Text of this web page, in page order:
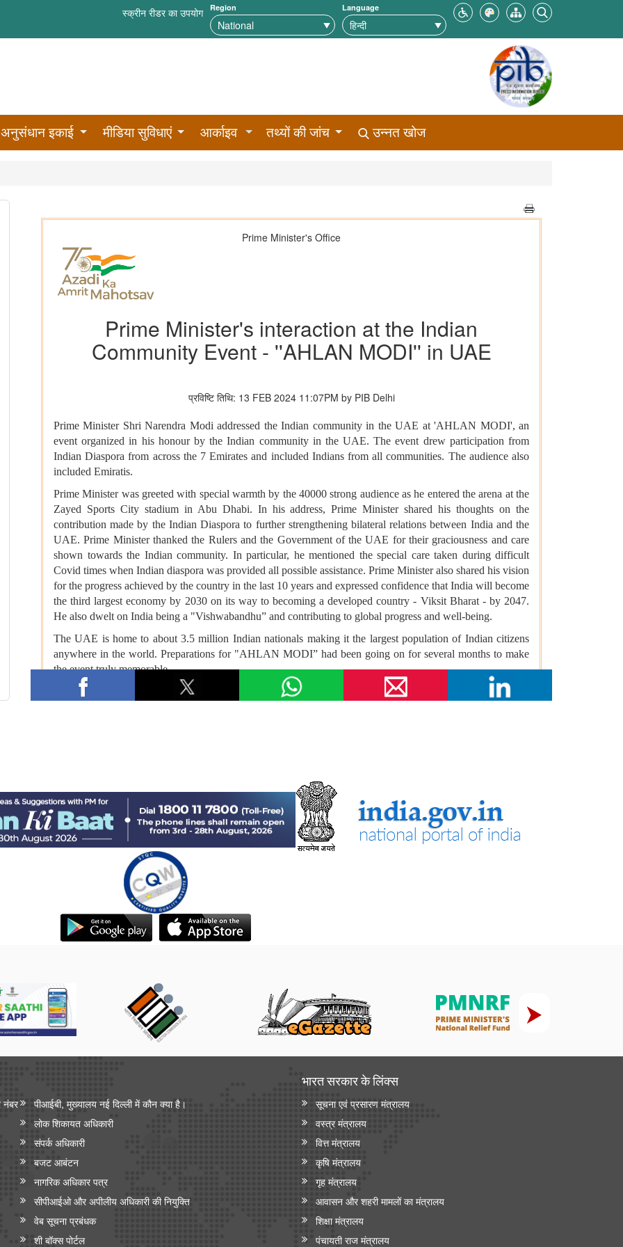
स्क्रीन रीडर का उपयोग Region Language
अनुसंधान इकाई मीडिया सुविधाएं आर्काइव तथ्यों की जांच उन्नत खोज
नंबर
पीआईबी, मुख्यालय नई दिल्ली में कौन क्या है।
लोक शिकायत अधिकारी
संपर्क अधिकारी
बजट आबंटन
नागरिक अधिकार पत्र
सीपीआईओ और अपी‍लीय अधिकारी की नियुक्ति
वेब सूचना प्रबंधक
शी बॉक्स पोर्टल
भारत सरकार के लिंक्‍स
सूचना एवं प्रसारण मंत्रालय
वस्त्र मंत्रालय
वित्त मंत्रालय
कृषि मंत्रालय
गृह मंत्रालय
आवासन और शहरी मामलों का मंत्रालय
शिक्षा मंत्रालय
पंचायती राज मंत्रालय